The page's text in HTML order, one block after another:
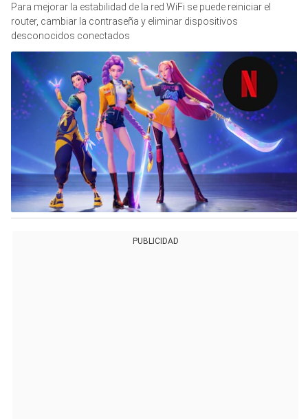
Para mejorar la estabilidad de la red WiFi se puede reiniciar el
router, cambiar la contraseña y eliminar dispositivos
desconocidos conectados
PUBLICIDAD